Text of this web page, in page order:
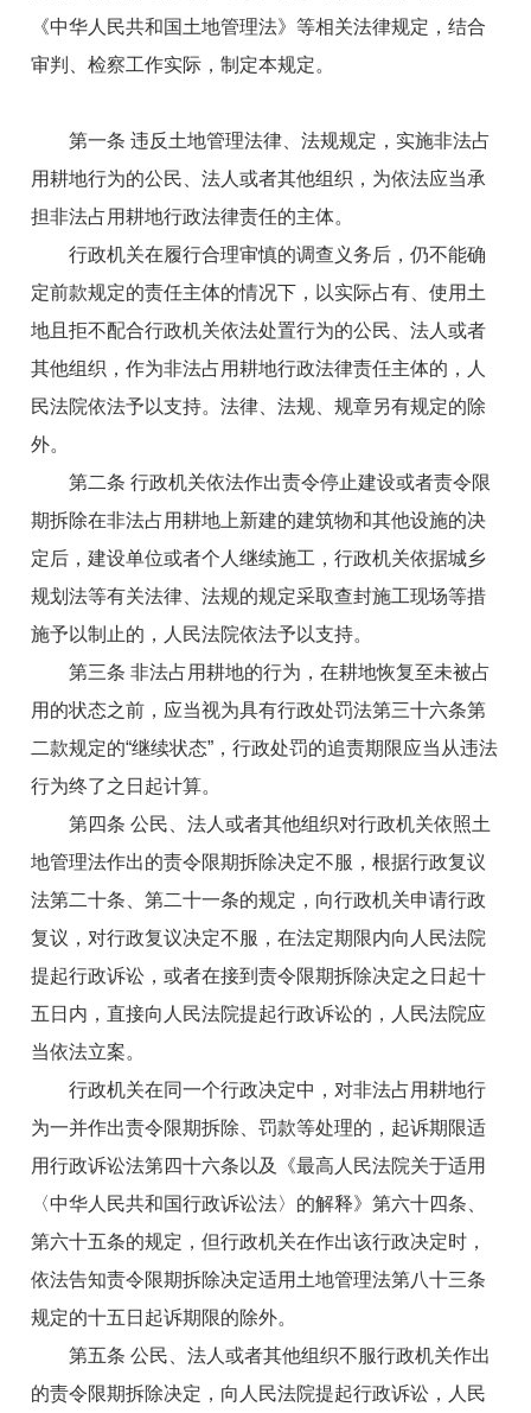
《中华人民共和国土地管理法》等相关法律规定，结合
审判、检察工作实际，制定本规定。
第一条 违反土地管理法律、法规规定，实施非法占
用耕地行为的公民、法人或者其他组织，为依法应当承
担非法占用耕地行政法律责任的主体。
行政机关在履行合理审慎的调查义务后，仍不能确
定前款规定的责任主体的情况下，以实际占有、使用土
地且拒不配合行政机关依法处置行为的公民、法人或者
其他组织，作为非法占用耕地行政法律责任主体的，人
民法院依法予以支持。法律、法规、规章另有规定的除
外。
第二条 行政机关依法作出责令停止建设或者责令限
期拆除在非法占用耕地上新建的建筑物和其他设施的决
定后，建设单位或者个人继续施工，行政机关依据城乡
规划法等有关法律、法规的规定采取查封施工现场等措
施予以制止的，人民法院依法予以支持。
第三条 非法占用耕地的行为，在耕地恢复至未被占
用的状态之前，应当视为具有行政处罚法第三十六条第
二款规定的“继续状态”，行政处罚的追责期限应当从违法
行为终了之日起计算。
第四条 公民、法人或者其他组织对行政机关依照土
地管理法作出的责令限期拆除决定不服，根据行政复议
法第二十条、第二十一条的规定，向行政机关申请行政
复议，对行政复议决定不服，在法定期限内向人民法院
提起行政诉讼，或者在接到责令限期拆除决定之日起十
五日内，直接向人民法院提起行政诉讼的，人民法院应
当依法立案。
行政机关在同一个行政决定中，对非法占用耕地行
为一并作出责令限期拆除、罚款等处理的，起诉期限适
用行政诉讼法第四十六条以及《最高人民法院关于适用
〈中华人民共和国行政诉讼法〉的解释》第六十四条、
第六十五条的规定，但行政机关在作出该行政决定时，
依法告知责令限期拆除决定适用土地管理法第八十三条
规定的十五日起诉期限的除外。
第五条 公民、法人或者其他组织不服行政机关作出
的责令限期拆除决定，向人民法院提起行政诉讼，人民